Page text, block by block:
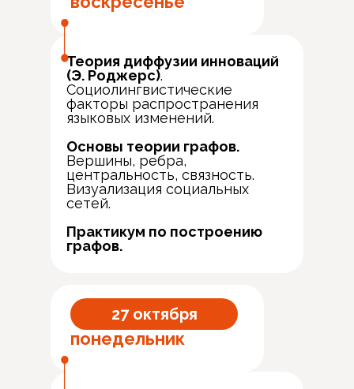
Теория диффузии инноваций
(Э. Роджерс).
Социолингвистические
факторы распространения
языковых изменений.
Основы теории графов.
Вершины, ребра,
центральность, связность.
Визуализация социальных
сетей.
Практикум по построению
графов.
27 октября
понедельник